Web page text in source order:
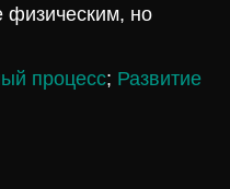
физическим, но
процесс; Развитие